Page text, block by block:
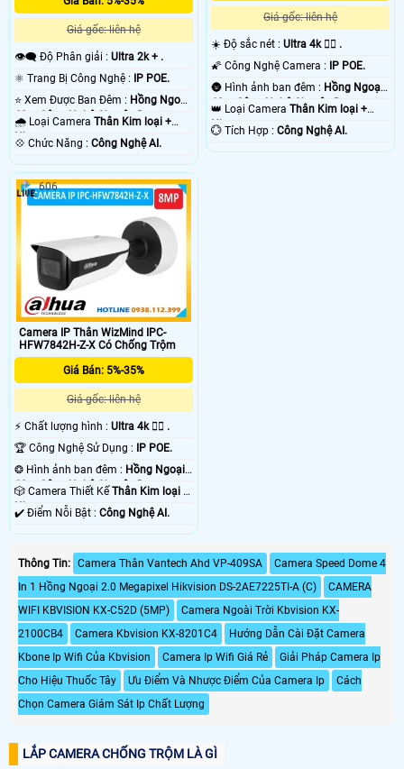
Giá gốc: liên hệ
👁️‍🗨 Độ Phân giải : Ultra 2k + .
⚛️ Trang Bị Công Nghệ : IP POE.
⭐ Xem Được Ban Đêm : Hồng Ngoại
60m Công Nghệ Chuyên Dụng.
🌧️ Loại Camera Thân Kim loại +
Nhựa.
️💠 Chức Năng : Công Nghệ AI.
Giá gốc: liên hệ
☀️ Độ sắc nét :Ultra 4k 👍🏾 .
🌠 Công Nghệ Camera : IP POE.
🌚 Hình ảnh ban đêm : Hồng Ngoại
60m Công Nghệ Chuyên Dụng.
👑 Loại CameraThân Kim loại +
Nhựa.
️💮 Tích Hợp :Công Nghệ AI.
Camera IP Thân WizMind IPC-
HFW7842H-Z-X Có Chống Trộm
Giá Bán: 5%-35%
Giá gốc: liên hệ
️⚡ Chất lượng hình : Ultra 4k 👍🏾 .
🏆 Công Nghệ Sử Dụng : IP POE.
❂ Hình ảnh ban đêm : Hồng Ngoại
60m Công Nghệ Chuyên Dụng.
🎲 Camera Thiết KếThân Kim loại +
Nhựa.
️✔️ Điểm Nỗi Bật : Công Nghệ AI.
606
Thông Tin: Camera Thân Vantech Ahd VP-409SA
Camera Speed Dome 4
In 1 Hồng Ngoại 2.0 Megapixel Hikvision DS-2AE7225TI-A (C)
CAMERA
WIFI KBVISION KX-C52D (5MP)
Camera Ngoài Trời Kbvision KX-
2100CB4
Camera Kbvision KX-8201C4
Hướng Dẫn Cài Đặt Camera
Kbone Ip Wifi Của Kbvision
Camera Ip Wifi Giá Rẻ
Giải Pháp Camera Ip
Cho Hiệu Thuốc Tây
Ưu Điểm Và Nhược Điểm Của Camera Ip
Cách
Chọn Camera Giám Sát Ip Chất Lượng
LẮP CAMERA CHỐNG TRỘM LÀ GÌ